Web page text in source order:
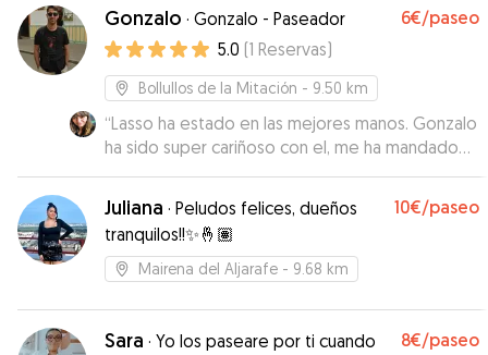
Gonzalo · Gonzalo - Paseador 6€/paseo
5.0 (1 Reservas)
Bollullos de la Mitación - 9.50 km
“Lasso ha estado en las mejores manos. Gonzalo
ha sido super cariñoso con el, me ha mandado
todo el tiempo videos de lo bien que se lo
pasaba Lasso con Dante, su labrador.. El trato con
Gonzalo ha sido impecable, super amable y
cercano. Sin duda repetiremos.
Juliana · Peludos felices, dueños
tranquilos!!✨🤞🏽
10€/paseo
Mairena del Aljarafe - 9.68 km
Sara · Yo los paseare por ti cuando
8€/paseo